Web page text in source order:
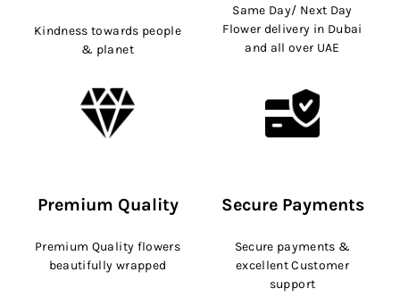
Kindness towards people
& planet
Same Day/ Next Day
Flower delivery in Dubai
and all over UAE
Premium Quality
Premium Quality flowers
beautifully wrapped
Secure Payments
Secure payments &
excellent Customer
support